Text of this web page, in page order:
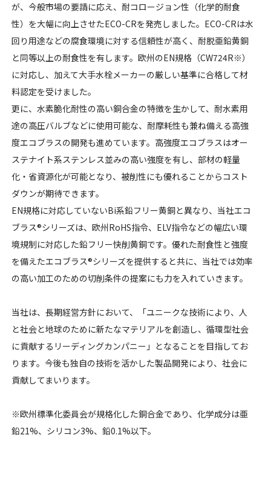
が、今般市場の要請に応え、耐コロージョン性（化学的耐食
性）を大幅に向上させたECO-CRを発売しました。ECO-CRは水
回り用途などの腐食環境に対する信頼性が高く、耐脱亜鉛黄銅
と同等以上の耐食性を有します。欧州のEN規格（CW724R※）
に対応し、加えて大手水栓メーカーの厳しい基準に合格して材
料認定を受けました。
更に、水素脆化耐性の高い銅合金の特徴を生かして、耐水素用
途の高圧バルブなどに使用可能な、耐摩耗性も兼ね備える高強
度エコブラスの開発も進めています。高強度エコブラスはオー
ステナイト系ステンレス並みの高い強度を有し、部材の軽量
化・省資源化が可能となり、被削性にも優れることからコスト
ダウンが期待できます。
EN規格に対応していないBi系鉛フリー黄銅と異なり、当社エコ
ブラス®シリーズは、欧州RoHS指令、ELV指令などの幅広い環
境規制に対応した鉛フリー快削黄銅です。優れた耐食性と強度
を備えたエコブラス®シリーズを提供すると共に、当社では効率
の高い加工のための切削条件の提案にも力を入れていきます。
当社は、長期経営方針において、「ユニークな技術により、人
と社会と地球のために新たなマテリアルを創造し、循環型社会
に貢献するリーディングカンパニー」となることを目指してお
ります。今後も独自の技術を活かした製品開発により、社会に
貢献してまいります。
※欧州標準化委員会が規格化した銅合金であり、化学成分は亜
鉛21%、シリコン3%、鉛0.1%以下。